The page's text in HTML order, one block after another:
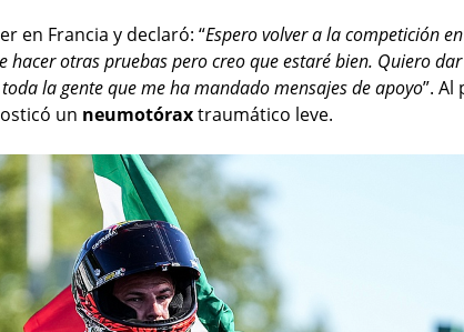
en Francia y declaró: “Espero volver a la competición
hacer otras pruebas pero creo que estaré bien. Quiero
la gente que me ha mandado mensajes de apoyo”.
un neumotóraxtraumático leve.